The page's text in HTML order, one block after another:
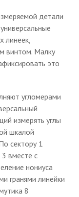
детали
линеек,
винтом. Малку
это
угломерами
измерять углы
шкалой
сектору 1
вместе с
нониуса
гранями линейки
8